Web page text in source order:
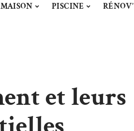
MAISON PISCINE RÉNOV’
et leurs